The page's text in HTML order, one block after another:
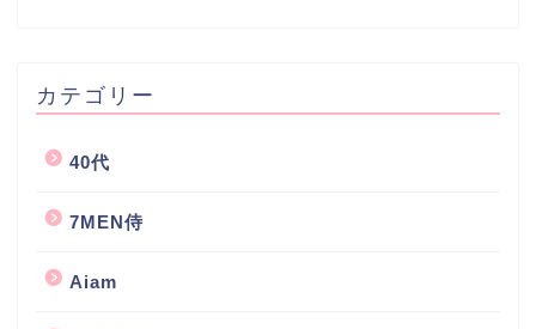
カテゴリー
40代
7MEN侍
Aiam